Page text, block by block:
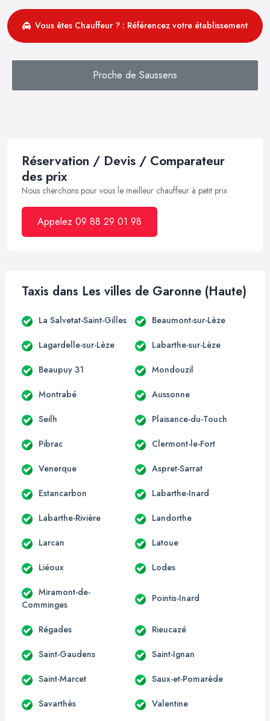
Vous êtes Chauffeur ? : Référencez votre établissement
Proche de Saussens
Réservation / Devis / Comparateur
des prix
Nous cherchons pour vous le meilleur chauffeur à petit prix
Appelez 09 88 29 01 98
Taxis dans Les villes de Garonne (Haute)
La Salvetat-Saint-Gilles Beaumont-sur-Lèze
Lagardelle-sur-Lèze Labarthe-sur-Lèze
Beaupuy 31 Mondouzil
Montrabé Aussonne
Seilh Plaisance-du-Touch
Pibrac Clermont-le-Fort
Venerque Aspret-Sarrat
Estancarbon Labarthe-Inard
Labarthe-Rivière Landorthe
Larcan Latoue
Liéoux Lodes
Miramont-de-
Comminges
Pointis-Inard
Régades Rieucazé
Saint-Gaudens Saint-Ignan
Saint-Marcet Saux-et-Pomarède
Savarthès Valentine